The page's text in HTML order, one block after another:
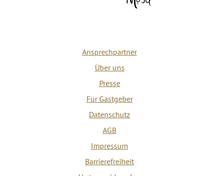
Ansprechpartner
Über uns
Presse
Für Gastgeber
Datenschutz
AGB
Impressum
Barrierefreiheit